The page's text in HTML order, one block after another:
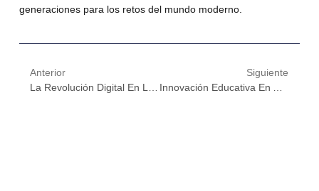
generaciones para los retos del mundo moderno.
Anterior
Siguiente